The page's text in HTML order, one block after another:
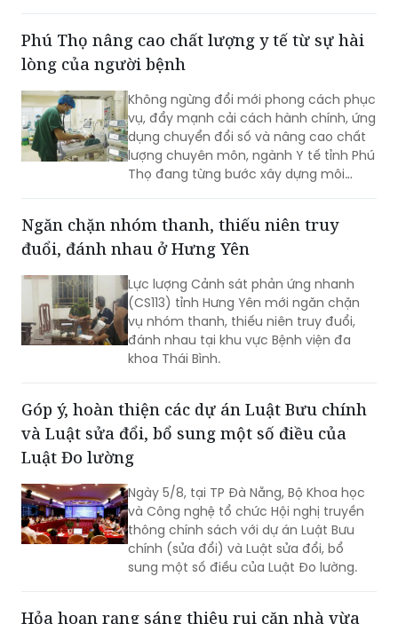
nghiệp TP Hải Phòng.
Phú Thọ nâng cao chất lượng y tế từ sự hài
lòng của người bệnh
Không ngừng đổi mới phong cách phục
vụ, đẩy mạnh cải cách hành chính, ứng
dụng chuyển đổi số và nâng cao chất
lượng chuyên môn, ngành Y tế tỉnh Phú
Thọ đang từng bước xây dựng môi
cơ sở y tế, sự hài lòng của người bệnh
không chỉ là mục tiêu hướng tới mà
đánh giá chất lượng hoạt động của
mỗi đơn vị.
Ngăn chặn nhóm thanh, thiếu niên truy
đuổi, đánh nhau ở Hưng Yên
Lực lượng Cảnh sát phản ứng nhanh
(CS113) tỉnh Hưng Yên mới ngăn chặn
vụ nhóm thanh, thiếu niên truy đuổi,
đánh nhau tại khu vực Bệnh viện đa
khoa Thái Bình.
Góp ý, hoàn thiện các dự án Luật Bưu chính
và Luật sửa đổi, bổ sung một số điều của
Luật Đo lường
Ngày 5/8, tại TP Đà Nẵng, Bộ Khoa học
và Công nghệ tổ chức Hội nghị truyền
thông chính sách với dự án Luật Bưu
chính (sửa đổi) và Luật sửa đổi, bổ
sung một số điều của Luật Đo lường.
Hỏa hoạn rạng sáng thiêu rụi căn nhà vừa